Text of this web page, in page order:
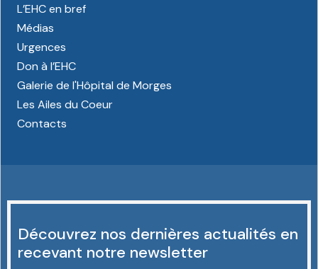
L’EHC en bref
Médias
Urgences
Don à l’EHC
Galerie de l'Hôpital de Morges
Les Ailes du Coeur
Contacts
Découvrez nos dernières actualités en
recevant notre newsletter